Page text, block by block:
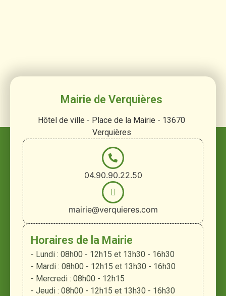
Mairie de Verquières
Hôtel de ville - Place de la Mairie - 13670
Verquières
04.90.90.22.50
mairie@verquieres.com
Horaires de la Mairie
- Lundi : 08h00 - 12h15 et 13h30 - 16h30
- Mardi : 08h00 - 12h15 et 13h30 - 16h30
- Mercredi : 08h00 - 12h15
- Jeudi : 08h00 - 12h15 et 13h30 - 16h30